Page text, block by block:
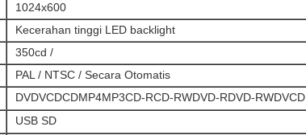
1024x600
Kecerahan tinggi LED backlight
350cd /
PAL / NTSC / Secara Otomatis
DVDVCDCDMP4MP3CD-RCD-RWDVD-RDVD-RWDVCD
USB SD